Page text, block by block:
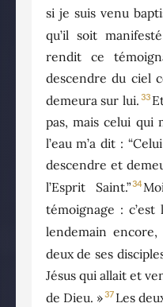
si je suis venu
qu’il soit
rendit ce
descendre du ciel
demeura sur lui. 33
pas, mais celui qui
l’eau m’a dit :
descendre et
l’Esprit Saint.”34
témoignage :
lendemain
deux de ses
Jésus qui allait et
de Dieu. »37 Les